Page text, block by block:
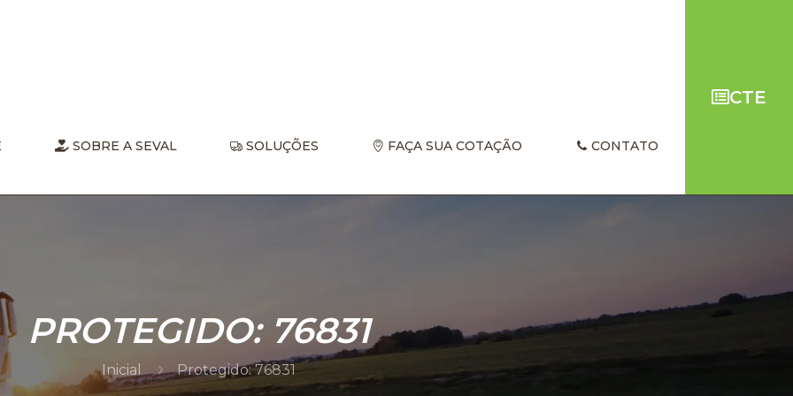
SOBRE A SEVAL SOLUÇÕES FAÇA SUA COTAÇÃO CONTATO
CTE
PROTEGIDO: 76831
Inicial Protegido: 76831